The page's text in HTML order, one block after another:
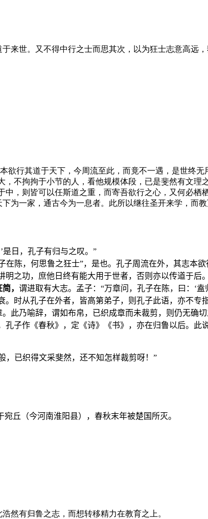
来世。又不得中行之士而思其次，以为狂士志意高远
欲行其道于天下，今周流至此，而竟不一遇，是世终
不拘拘于小节的人，看他规模体段，已是斐然有文理
，则皆可以任斯道之重，而寄吾欲行之心，又何必栖
为一家，通古今为一息者。此所以继往圣开来学，而教
是日，孔子有归与之叹。”
在陈，何思鲁之狂士”，是也。孔子周流在外，其志本
之功，庶他日终有能大用于世者，否则亦以传道于后。
， 谓进取有大志。孟子：“万章问，孔子在陈，曰：‘
时从孔子在外者，皆高第弟子，则孔子此语，亦不专
此乃喻辞，谓如布帛，已织成章而未裁剪，则仍无确
子作《春秋》，定《诗》《书》，亦在归鲁以后。此
，已织得文采斐然，还不知怎样裁剪呀！”
丘（今河南淮阳县），春秋末年被楚国所灭。
然有归鲁之志，而想转移精力在教育之上。